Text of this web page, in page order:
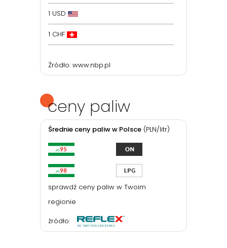
ceny paliw
Średnie ceny paliw w Polsce (PLN/litr)
sprawdź ceny paliw w Twoim
regionie
źródło:
1 USD
1 CHF
Źródło: www.nbp.pl